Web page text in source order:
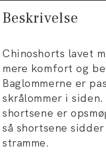
Beskrivelse
Chinoshorts lavet
mere komfort og
Baglommerne er
skrålommer i
shortsene er
så shortsene
stramme.